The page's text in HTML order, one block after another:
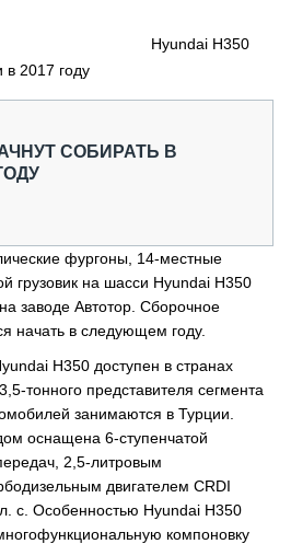
Hyundai H350
в 2017 году
СОБИРАТЬ В
фургоны, 14-местные
грузовик на шасси Hyundai H350
заводе Автотор. Сборочное
начать в следующем году.
H350 доступен в странах
тонного представителя сегмента
занимаются в Турции.
оснащена 6-ступенчатой
2,5-литровым
двигателем CRDI
с. Особенностью Hyundai H350
компоновку